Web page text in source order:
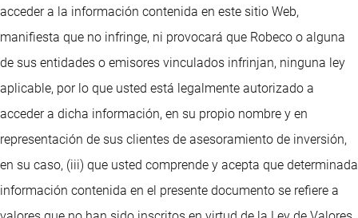
acceder a la información contenida en este sitio Web,
manifiesta que no infringe, ni provocará que Robeco o alguna
de sus entidades o emisores vinculados infrinjan, ninguna ley
aplicable, por lo que usted está legalmente autorizado a
acceder a dicha información, en su propio nombre y en
representación de sus clientes de asesoramiento de inversión,
en su caso, (iii) que usted comprende y acepta que determinada
información contenida en el presente documento se refiere a